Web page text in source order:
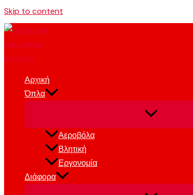
Skip to content
Αρχική
Όπλα
Αεροβόλα
Βλητική
Εργονομία
Διάφορα